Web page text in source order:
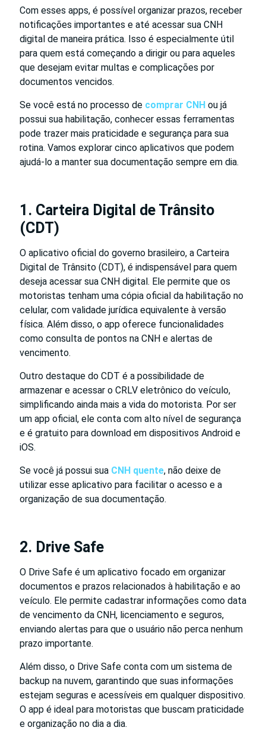
Com esses apps, é possível organizar prazos, receber
notificações importantes e até acessar sua CNH
digital de maneira prática. Isso é especialmente útil
para quem está começando a dirigir ou para aqueles
que desejam evitar multas e complicações por
documentos vencidos.
Se você está no processo de comprar CNH ou já
possui sua habilitação, conhecer essas ferramentas
pode trazer mais praticidade e segurança para sua
rotina. Vamos explorar cinco aplicativos que podem
ajudá-lo a manter sua documentação sempre em dia.
1. Carteira Digital de Trânsito
(CDT)
O aplicativo oficial do governo brasileiro, a Carteira
Digital de Trânsito (CDT), é indispensável para quem
deseja acessar sua CNH digital. Ele permite que os
motoristas tenham uma cópia oficial da habilitação no
celular, com validade jurídica equivalente à versão
física. Além disso, o app oferece funcionalidades
como consulta de pontos na CNH e alertas de
vencimento.
Outro destaque do CDT é a possibilidade de
armazenar e acessar o CRLV eletrônico do veículo,
simplificando ainda mais a vida do motorista. Por ser
um app oficial, ele conta com alto nível de segurança
e é gratuito para download em dispositivos Android e
iOS.
Se você já possui sua CNH quente, não deixe de
utilizar esse aplicativo para facilitar o acesso e a
organização de sua documentação.
2. Drive Safe
O Drive Safe é um aplicativo focado em organizar
documentos e prazos relacionados à habilitação e ao
veículo. Ele permite cadastrar informações como data
de vencimento da CNH, licenciamento e seguros,
enviando alertas para que o usuário não perca nenhum
prazo importante.
Além disso, o Drive Safe conta com um sistema de
backup na nuvem, garantindo que suas informações
estejam seguras e acessíveis em qualquer dispositivo.
O app é ideal para motoristas que buscam praticidade
e organização no dia a dia.